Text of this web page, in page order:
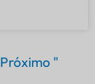
Próximo "